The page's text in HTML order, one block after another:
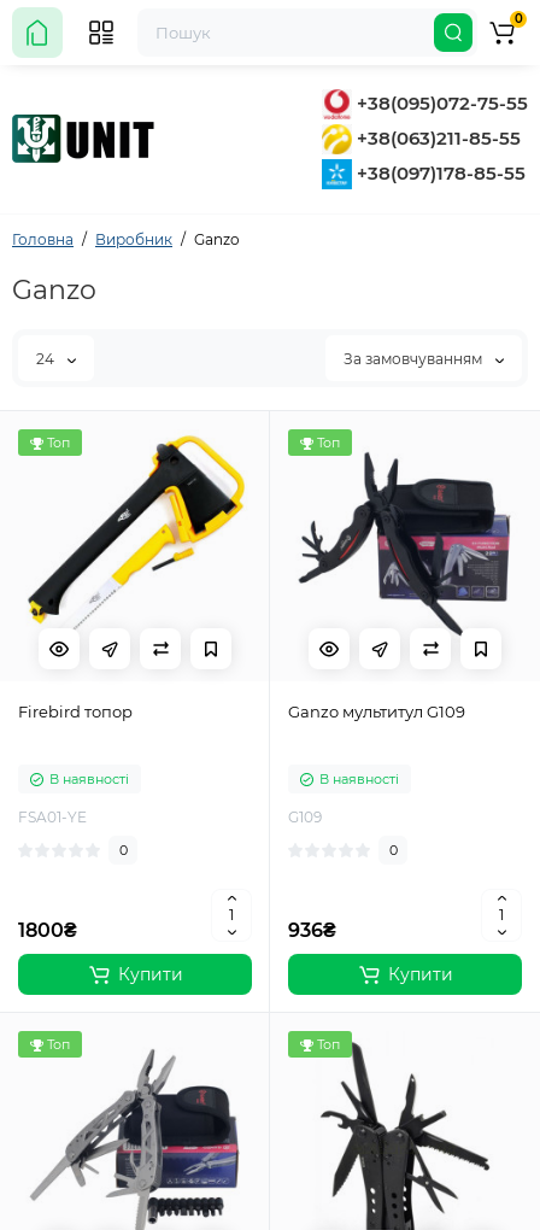
+38(095)072-75-55
+38(063)211-85-55
+38(097)178-85-55
0
Головна Виробник Ganzo
Ganzo
24 За замовчуванням
Топ
Firebird топор
В наявності
FSA01-YE
0
1800₴
Купити
Топ
Ganzo мультитул G109
В наявності
G109
0
936₴
Купити
Топ Топ